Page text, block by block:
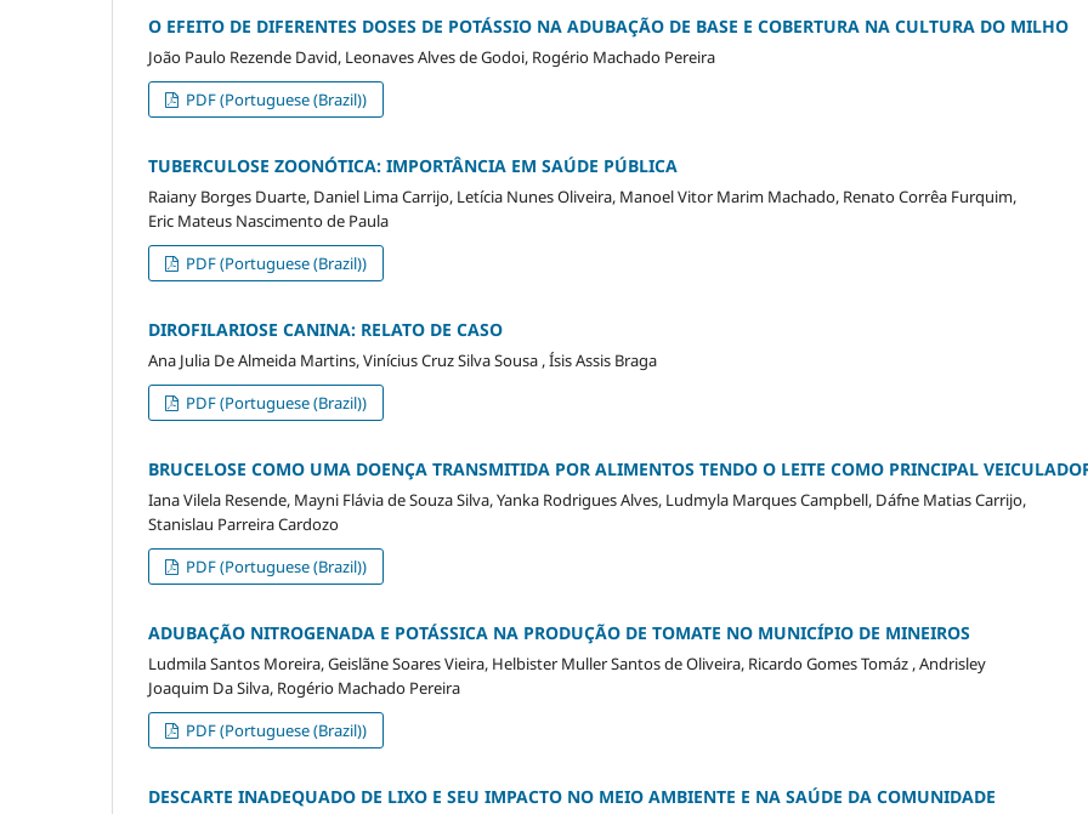
O EFEITO DE DIFERENTES DOSES DE POTÁSSIO NA ADUBAÇÃO DE BASE E COBERTURA NA CULTURA DO MILHO
João Paulo Rezende David, Leonaves Alves de Godoi, Rogério Machado Pereira
PDF (Portuguese (Brazil))
TUBERCULOSE ZOONÓTICA: IMPORTÂNCIA EM SAÚDE PÚBLICA
Raiany Borges Duarte, Daniel Lima Carrijo, Letícia Nunes Oliveira, Manoel Vitor Marim Machado, Renato Corrêa Furquim,
Eric Mateus Nascimento de Paula
PDF (Portuguese (Brazil))
DIROFILARIOSE CANINA: RELATO DE CASO
Ana Julia De Almeida Martins, Vinícius Cruz Silva Sousa , Ísis Assis Braga
PDF (Portuguese (Brazil))
BRUCELOSE COMO UMA DOENÇA TRANSMITIDA POR ALIMENTOS TENDO O LEITE COMO PRINCIPAL
Iana Vilela Resende, Mayni Flávia de Souza Silva, Yanka Rodrigues Alves, Ludmyla Marques Campbell, Dáfne Matias Carrijo,
Stanislau Parreira Cardozo
PDF (Portuguese (Brazil))
ADUBAÇÃO NITROGENADA E POTÁSSICA NA PRODUÇÃO DE TOMATE NO MUNICÍPIO DE MINEIROS
Ludmila Santos Moreira, Geislãne Soares Vieira, Helbister Muller Santos de Oliveira, Ricardo Gomes Tomáz , Andrisley
Joaquim Da Silva, Rogério Machado Pereira
PDF (Portuguese (Brazil))
DESCARTE INADEQUADO DE LIXO E SEU IMPACTO NO MEIO AMBIENTE E NA SAÚDE DA COMUNIDADE